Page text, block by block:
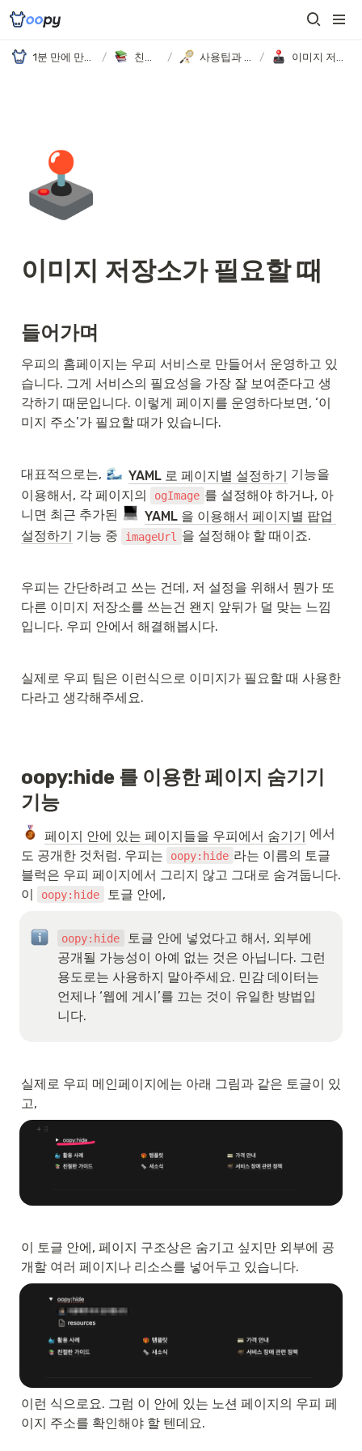
/ / /
🕹️
이미지 저장소가 필요할 때
들어가며
우피의 홈페이지는 우피 서비스로 만들어서 운영하고 있
습니다. 그게 서비스의 필요성을 가장 잘 보여준다고 생
각하기 때문입니다. 이렇게 페이지를 운영하다보면, ‘이
미지 주소’가 필요할 때가 있습니다.
대표적으로는, YAML 로 페이지별 설정하기
기능을
이용해서, 각 페이지의
ogImage 를 설정해야 하거나, 아
니면 최근 추가된
YAML 을 이용해서 페이지별 팝업
설정하기
기능 중 imageUrl 을 설정해야 할 때이죠.
우피는 간단하려고 쓰는 건데, 저 설정을 위해서 뭔가 또
다른 이미지 저장소를 쓰는건 왠지 앞뒤가 덜 맞는 느낌
입니다. 우피 안에서 해결해봅시다.
실제로 우피 팀은 이런식으로 이미지가 필요할 때 사용한
다라고 생각해주세요.
oopy:hide 를 이용한 페이지 숨기기
기능
페이지 안에 있는 페이지들을 우피에서 숨기기 에서
도 공개한 것처럼. 우피는
oopy:hide 라는 이름의 토글
블럭은 우피 페이지에서 그리지 않고 그대로 숨겨둡니다.
이
oopy:hide 토글 안에,
oopy:hide
토글 안에 넣었다고 해서, 외부에
공개될 가능성이 아예 없는 것은 아닙니다. 그런
용도로는 사용하지 말아주세요. 민감 데이터는
언제나 ‘웹에 게시’를 끄는 것이 유일한 방법입
니다.
실제로 우피 메인페이지에는 아래 그림과 같은 토글이 있
고,
이 토글 안에, 페이지 구조상은 숨기고 싶지만 외부에 공
개할 여러 페이지나 리소스를 넣어두고 있습니다.
이런 식으로요. 그럼 이 안에 있는 노션 페이지의 우피 페
이지 주소를 확인해야 할 텐데요.